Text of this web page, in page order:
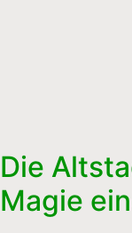
Die
Magie